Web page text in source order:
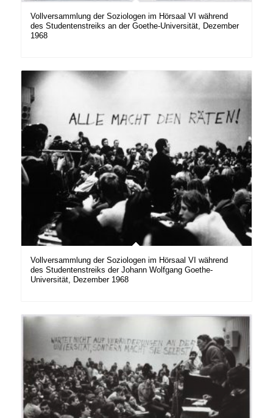
Vollversammlung der Soziologen im Hörsaal VI während
des Studentenstreiks an der Goethe-Universität, Dezember
1968
Vollversammlung der Soziologen im Hörsaal VI während
des Studentenstreiks der Johann Wolfgang Goethe-
Universität, Dezember 1968